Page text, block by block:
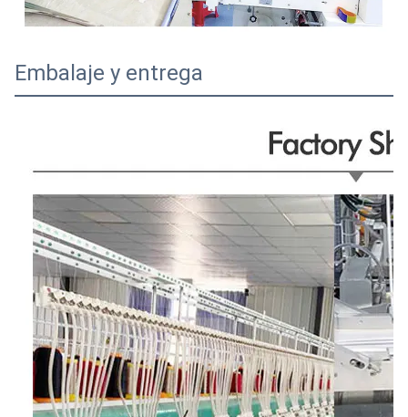
Embalaje y entrega